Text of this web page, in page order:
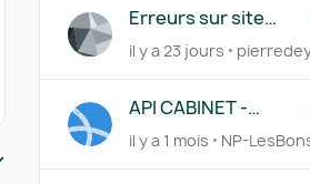
par
Erreurs sur site
pennylane
il y a 23 jours
API CABINET -
Demande d'accès
il y a 1 mois
NP-